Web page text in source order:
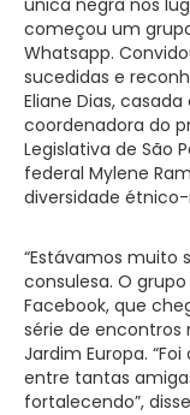
começou um
Whatsapp.
sucedidas e
Eliane Dias,
coordenadora do
Legislativa de São
federal Mylene
diversidade
“Estávamos muito
consulesa. O
Facebook, que
série de encontros
Jardim Europa.
entre tantas
fortalecendo”,